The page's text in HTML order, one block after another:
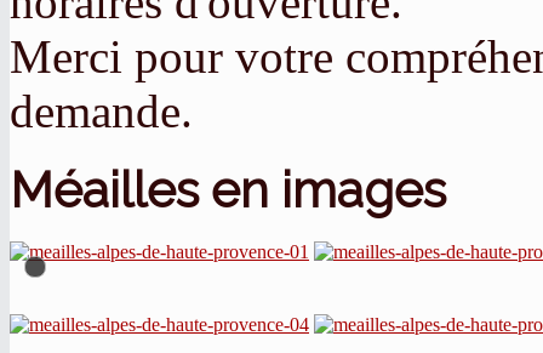
Merci pour votre
demande.
Méailles en images